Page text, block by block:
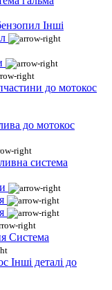
Інші
до мотокос
до мотокос
система
Система
Інші деталі до